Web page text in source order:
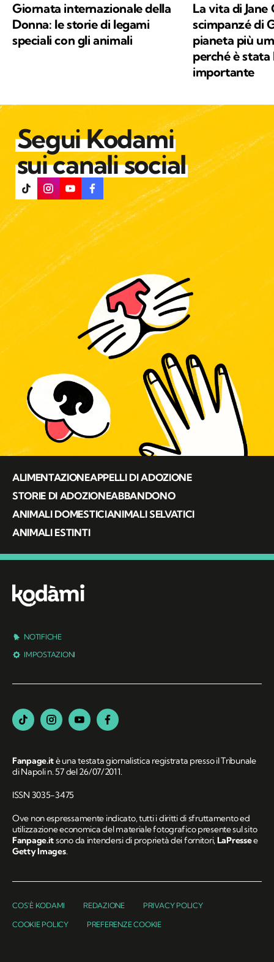
Giornata internazionale della
Donna: le storie di legami
speciali con gli animali
La vita di
scimpanzé di
pianeta più
perché è stata
importante
Segui Kodami
sui canali social
ALIMENTAZIONEAPPELLI DI ADOZIONE
STORIE DI ADOZIONEABBANDONO
ANIMALI DOMESTICIANIMALI SELVATICI
ANIMALI ESTINTI
NOTIFICHE
IMPOSTAZIONI
Fanpage.itè una testata giornalistica registrata presso il Tribunale
di Napoli n. 57 del 26/07/2011.
ISSN 3035-3475
Ove non espressamente indicato, tutti i diritti di sfruttamento ed
utilizzazione economica del materiale fotografico presente sul sito
Fanpage.itsono da intendersi di proprietà dei fornitori,LaPressee
Getty Images.
COS'È KODAMI REDAZIONE PRIVACY POLICY
COOKIE POLICY PREFERENZE COOKIE